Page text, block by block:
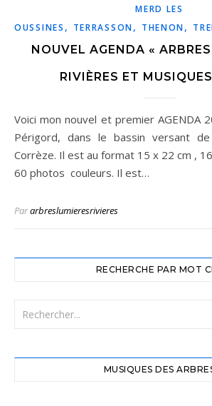
MERD LES
OUSSINES , TERRASSON, THENON,
NOUVEL AGENDA «
RIVIÈRES ET
Voici mon nouvel et premier AGENDA 2022 des arbres en
Périgord, dans le bassin versant
Corrèze. Il est au format 15 x 22 cm ,
60 photos couleurs. Il est…
Pararbreslumieresrivieres
RECHERCHE PAR MOT
MUSIQUES DES